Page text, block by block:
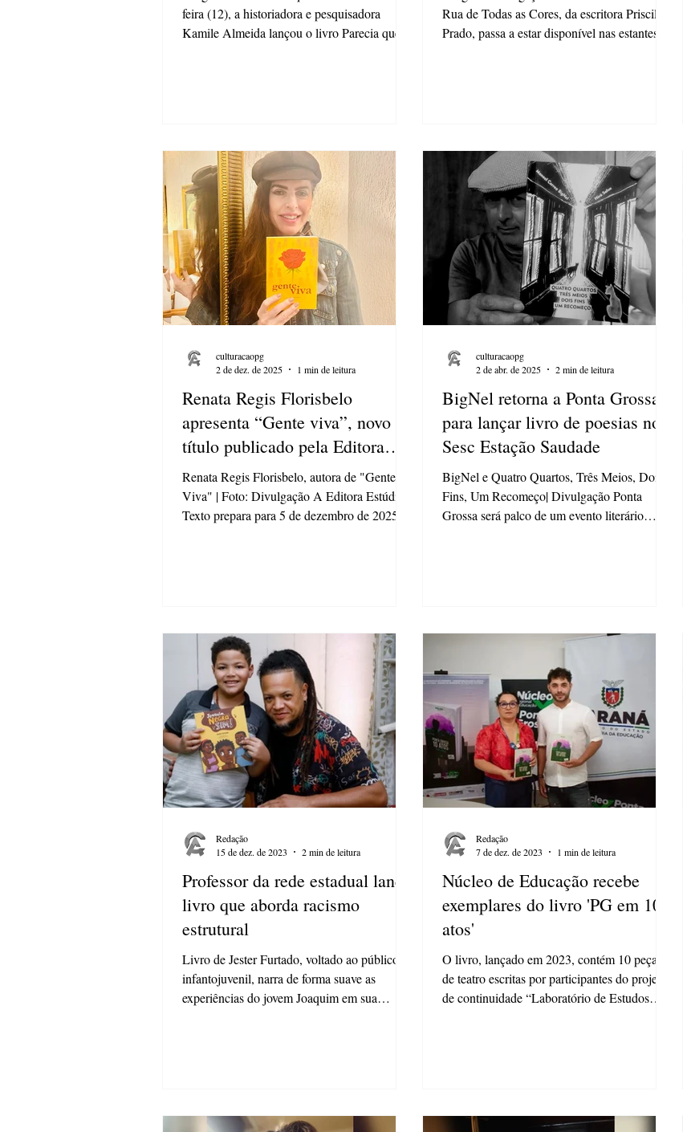
feira (12), a historiadora e pesquisadora
Kamile Almeida lançou o livro Parecia que
amigos e apoiadores em torno de uma obra
construída a partir da escuta, da pesquisa e da
reflexão sobre o sistema prisional. Publicado
pela Texto e
Rua de Todas as Cores, da escritora Priscila
Prado, passa a estar disponível nas estantes do
ampliação do acesso à literatura e ao incentivo
à formação de leitores. A obra é voltada ao
público infantil, dessa forma, trata do universo
Renata Regis Florisbelo
apresenta “Gente viva”, novo
título publicado pela Editora
Estúdio Texto
Renata Regis Florisbelo, autora de "Gente
Viva" | Foto: Divulgação A Editora Estúdio
Texto prepara para 5 de dezembro de 2025 o
Ponta Grossa. O livro surgiu a partir de um
instante de pausa durante uma viagem da
autora a Foz do Iguaçu, em 2022. Diante de
uma cena comum
culturacaopg
2 de dez. de 2025
1 min de leitura
BigNel retorna a Ponta Grossa
para lançar livro de poesias no
Sesc Estação Saudade
BigNel e Quatro Quartos, Três Meios, Dois
Fins, Um Recomeço| Divulgação Ponta
Grossa será palco de um evento literário
culturacaopg
2 de abr. de 2025
2 min de leitura
Professor da rede estadual lança
livro que aborda racismo
estrutural
Livro de Jester Furtado, voltado ao público
infantojuvenil, narra de forma suave as
experiências do jovem Joaquim em sua
Redação
15 de dez. de 2023
2 min de leitura
Núcleo de Educação recebe
exemplares do livro 'PG em 10
atos'
O livro, lançado em 2023, contém 10 peças
de teatro escritas por participantes do projeto
de continuidade “Laboratório de Estudos
Redação
7 de dez. de 2023
1 min de leitura